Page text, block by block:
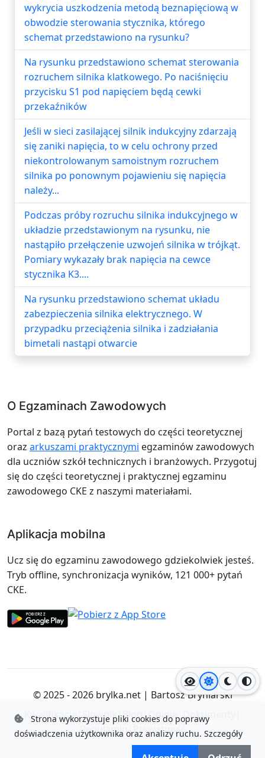
Jasny motyw
Ciemny
wykrycia uszkodzenia metodą beznapięciową w
obwodzie sterowania stycznika, którego
schemat przedstawiono na rysunku?
Na rysunku przedstawiono schemat sterowania
rozruchem silnika klatkowego. Po naciśnięciu
przycisku S1 pod napięciem będą cewki
przekaźników
Jeśli w sieci zasilającej silnik indukcyjny zdarzają
się zaniki napięcia, to w celu ochrony przed
niekontrolowanym samoistnym rozruchem
silnika po ponownym pojawieniu się napięcia
należy...
Podczas próby rozruchu silnika indukcyjnego w
układzie przedstawionym na rysunku, nie
nastąpiło przełączenie uzwojeń silnika w trójkąt.
Pomiary wykazały brak napięcia na cewce
stycznika K3....
Na rysunku przedstawiono schemat układu
zabezpieczenia silnika elektrycznego. W
przypadku przeciążenia silnika i zadziałania
bimetali nastąpi otwarcie
O Egzaminach Zawodowych
Portal z bazą pytań testowych do części teoretycznej
oraz arkuszami praktycznymi egzaminów zawodowych
dla uczniów szkół technicznych i branżowych. Przygotuj
się do części teoretycznej i praktycznej egzaminu
zawodowego CKE z naszymi materiałami.
Aplikacja mobilna
Ucz się do egzaminu zawodowego gdziekolwiek jesteś.
Tryb offline, synchronizacja wyników, 121 000+ pytań
CKE.
© 2025 - 2026 brylka.net| Bartosz Bryniarski
Kwalifikacje|Słownik|Blog|Opinie|Dokumenty
Regulamin|Prywatność
Strona wykorzystuje pliki cookies do poprawy
doświadczenia użytkownika oraz analizy ruchu. Szczegóły